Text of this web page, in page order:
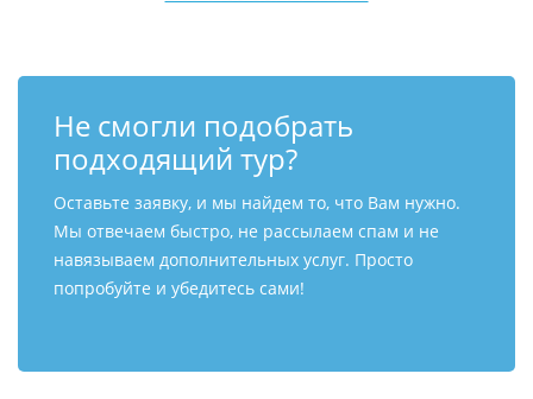
Не смогли подобрать
подходящий тур?
Оставьте заявку, и мы найдем то, что Вам нужно.
Мы отвечаем быстро, не рассылаем спам и не
навязываем дополнительных услуг. Просто
попробуйте и убедитесь сами!